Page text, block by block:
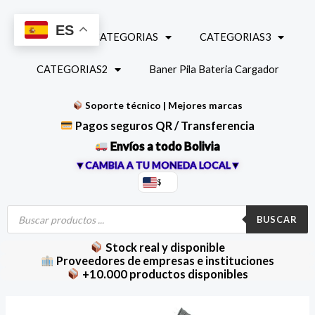
contenido
INICIO CATEGORIAS CATEGORIAS3
CATEGORIAS2 Baner Pila Bateria Cargador
Soporte técnico | Mejores marcas
Pagos seguros QR / Transferencia
Envíos a todo Bolivia
▼CAMBIA A TU MONEDA LOCAL▼
$
Búsqueda
productos
BUSCAR
Stock real y disponible
Proveedores de empresas e instituciones
+10.000 productos disponibles
ES